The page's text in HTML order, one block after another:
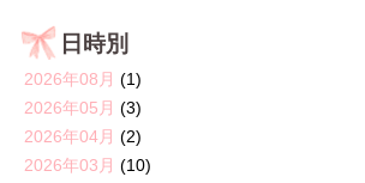
日時別
2026年08月 (1)
2026年05月 (3)
2026年04月 (2)
2026年03月 (10)